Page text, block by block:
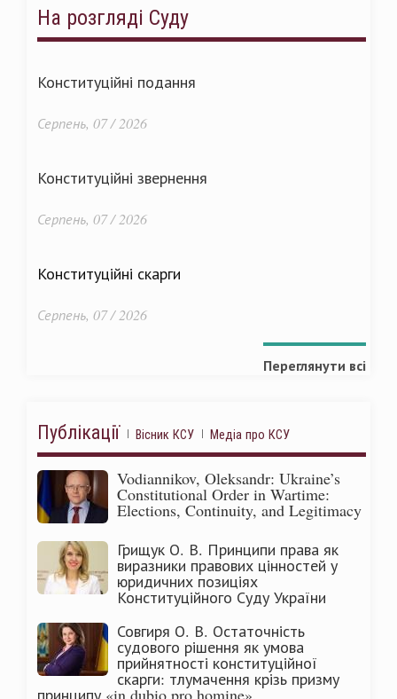
На розгляді Суду
Конституційні подання
Серпень, 07 / 2026
Конституційні звернення
Серпень, 07 / 2026
Конституційні скарги
Серпень, 07 / 2026
Переглянути всі
Публікації Вісник КСУ Медіа про КСУ
Vodiannikov, Oleksandr: Ukraine’s
Constitutional Order in Wartime:
Elections, Continuity, and Legitimacy
Грищук О. В. Принципи права як
виразники правових цінностей у
юридичних позиціях
Конституційного Суду України
Совгиря О. В. Остаточність
судового рішення як умова
прийнятності конституційної
скарги: тлумачення крізь призму